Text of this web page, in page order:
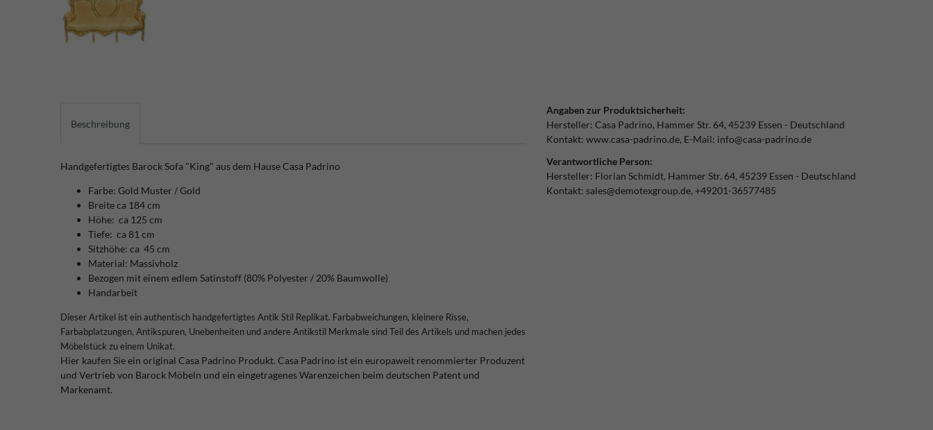
Beschreibung
Handgefertigtes Barock Sofa "King" aus dem Hause Casa Padrino
Farbe: Gold Muster / Gold
Breite ca 184 cm
Höhe: ca 125 cm
Tiefe: ca 81 cm
Sitzhöhe: ca 45 cm
Material: Massivholz
Bezogen mit einem edlem Satinstoff (80% Polyester / 20% Baumwolle)
Handarbeit
Dieser Artikel ist ein authentisch handgefertigtes Antik Stil Replikat. Farbabweichungen, kleinere Risse,
Farbabplatzungen, Antikspuren, Unebenheiten und andere Antikstil Merkmale sind Teil des Artikels und machen jedes
Möbelstück zu einem Unikat.
Hier kaufen Sie ein original Casa Padrino Produkt. Casa Padrino ist ein europaweit renommierter Produzent
und Vertrieb von Barock Möbeln und ein eingetragenes Warenzeichen beim deutschen Patent und
Markenamt.
Angaben zur Produktsicherheit:
Hersteller: Casa Padrino Hammer Str. 64 45239 Essen
Deutschland
Kontakt: www.casa-padrino.de E-Mail: info@casa-padrino.de
Verantwortliche Person:
Hersteller: Florian Schmidt Hammer Str. 64 45239 Essen
Deutschland
Kontakt: sales@demotexgroup.de +49201-36577485